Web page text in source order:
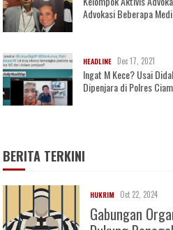
Advokasi Beberapa
HEADLINE Dec 17, 2021
Ingat M Kece? Usai
Dipenjara di Polres
BERITA TERKINI
HUKRIM Oct 22, 2024
Gabungan